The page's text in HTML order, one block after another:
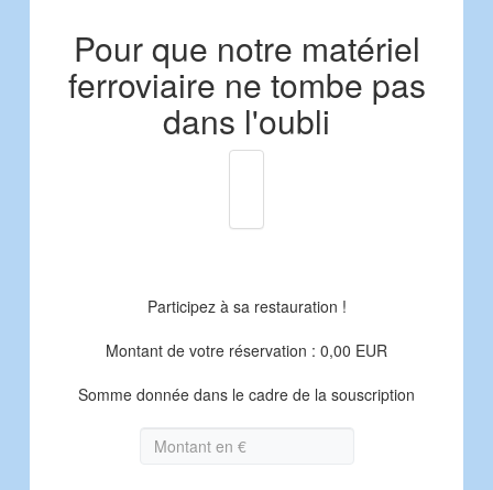
Pour que notre matériel
ferroviaire ne tombe pas
dans l'oubli
Participez à sa restauration !
Montant de votre réservation : 0,00 EUR
Somme donnée dans le cadre de la souscription